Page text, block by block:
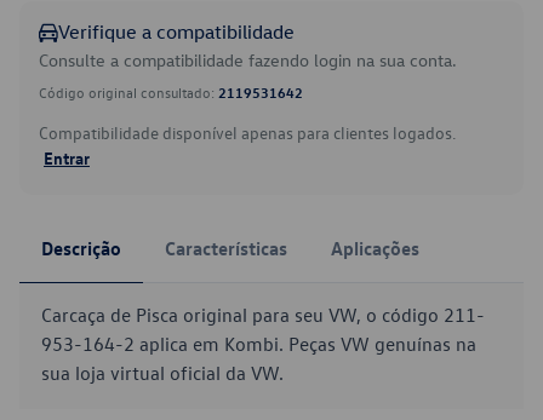
Verifique a compatibilidade
Consulte a compatibilidade fazendo login na sua conta.
Código original consultado: 2119531642
Compatibilidade disponível apenas para clientes logados.
Entrar
Descrição Características Aplicações
Carcaça de Pisca original para seu VW, o código 211-
953-164-2 aplica em Kombi. Peças VW genuínas na
sua loja virtual oficial da VW.